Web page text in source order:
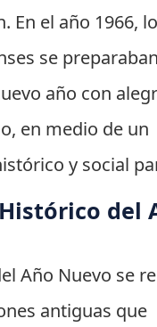
En el año 1966,
se
año con
en medio de un
y social
del
Año Nuevo se
antiguas que